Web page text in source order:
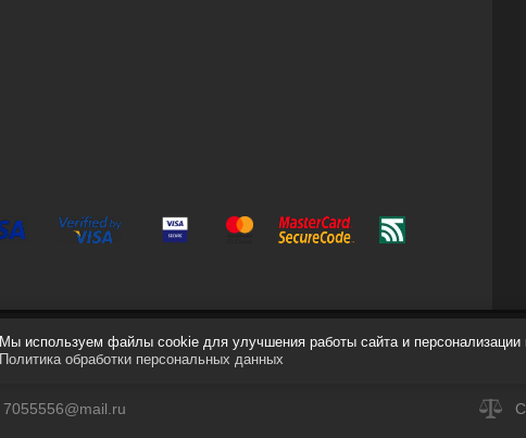
7055556@mail.ru
Мы используем файлы cookie для улучшения работы сайта и персонализации
Политика обработки персональных данных